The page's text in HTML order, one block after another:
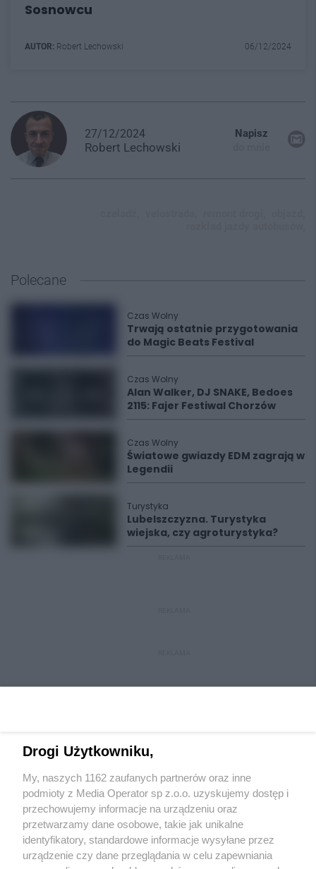
Sosnowcu
AUTOR: Robert Lechowski 06/12/2024
27/12/2024
Robert Lechowski
Napisz
Polecane
Czas Wolny
Trwają ostatnie przygotowania
do Magic Beats Festival
Czas Wolny
Alan Walker, DJ SNAKE, Bedoes
2115: Fajer Festiwal Chorzów
Czas Wolny
Światowe gwiazdy EDM zagrają w
Legendii
Turystyka
Lubelszczyzna. Turystyka
wiejska, czy agroturystyka?
Wydawca mediówlokalnych
Drogi Użytkowniku,
My, naszych 1162 zaufanych partnerów oraz inne
podmioty z Media Operator sp z.o.o. uzyskujemy dostęp i
przechowujemy informacje na urządzeniu oraz
przetwarzamy dane osobowe, takie jak unikalne
identyfikatory, standardowe informacje wysyłane przez
urządzenie czy dane przeglądania w celu zapewniania